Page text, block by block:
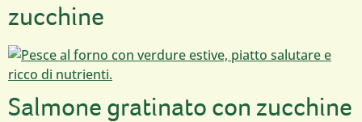
zucchine
Salmone gratinato con zucchine